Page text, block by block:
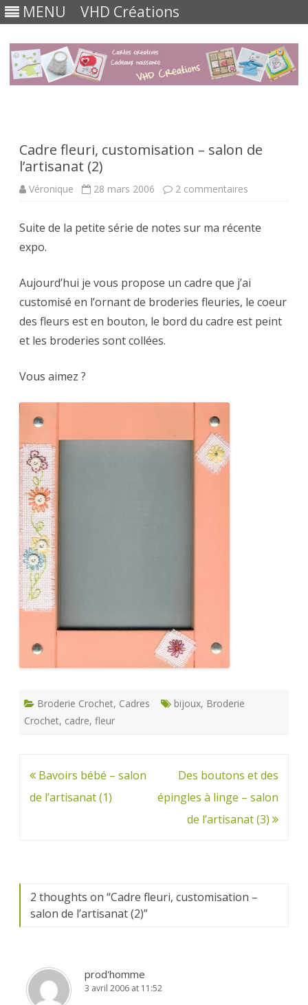
MENU VHD Créations
Cadre fleuri, customisation – salon de
l’artisanat (2)
Véronique 28 mars 2006 2 commentaires
–
Suite de la petite série de notes sur ma récente
expo.
Aujourd’hui je vous propose un cadre que j’ai
customisé en l’ornant de broderies fleuries, le coeur
des fleurs est en bouton, le bord du cadre est peint
et les broderies sont collées.
Vous aimez ?
Broderie Crochet, Cadres bijoux, Broderie
Crochet, cadre, fleur
Navigation
de
Bavoirs bébé – salon
de l’artisanat (1)
Des boutons et des
épingles à linge – salon
de l’artisanat (3)
2 thoughts on “Cadre fleuri, customisation –
salon de l’artisanat (2)”
prod'homme
3 avril 2006 at 11:52